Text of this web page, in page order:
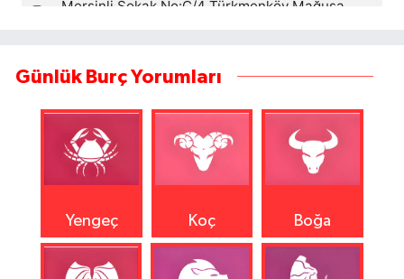
Günlük Burç Yorumları
Yengeç Koç Boğa